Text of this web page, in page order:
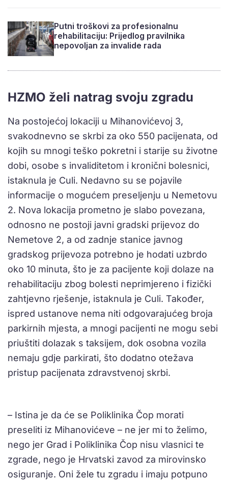
Putni troškovi za profesionalnu
rehabilitaciju: Prijedlog pravilnika
nepovoljan za invalide rada
HZMO želi natrag svoju zgradu
Na postojećoj lokaciji u Mihanovićevoj 3,
svakodnevno se skrbi za oko 550 pacijenata, od
kojih su mnogi teško pokretni i starije su životne
dobi, osobe s invaliditetom i kronični bolesnici,
istaknula je Culi. Nedavno su se pojavile
informacije o mogućem preseljenju u Nemetovu
2. Nova lokacija prometno je slabo povezana,
odnosno ne postoji javni gradski prijevoz do
Nemetove 2, a od zadnje stanice javnog
gradskog prijevoza potrebno je hodati uzbrdo
oko 10 minuta, što je za pacijente koji dolaze na
rehabilitaciju zbog bolesti neprimjereno i fizički
zahtjevno rješenje, istaknula je Culi. Također,
ispred ustanove nema niti odgovarajućeg broja
parkirnih mjesta, a mnogi pacijenti ne mogu sebi
priuštiti dolazak s taksijem, dok osobna vozila
nemaju gdje parkirati, što dodatno otežava
pristup pacijenata zdravstvenoj skrbi.
– Istina je da će se Poliklinika Čop morati
preseliti iz Mihanovićeve – ne jer mi to želimo,
nego jer Grad i Poliklinika Čop nisu vlasnici te
zgrade, nego je Hrvatski zavod za mirovinsko
osiguranje. Oni žele tu zgradu i imaju potpuno